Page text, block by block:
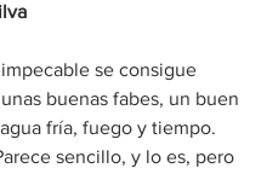
se consigue
buenas fabes, un buen
fría, fuego y tiempo.
sencillo, y lo es, pero